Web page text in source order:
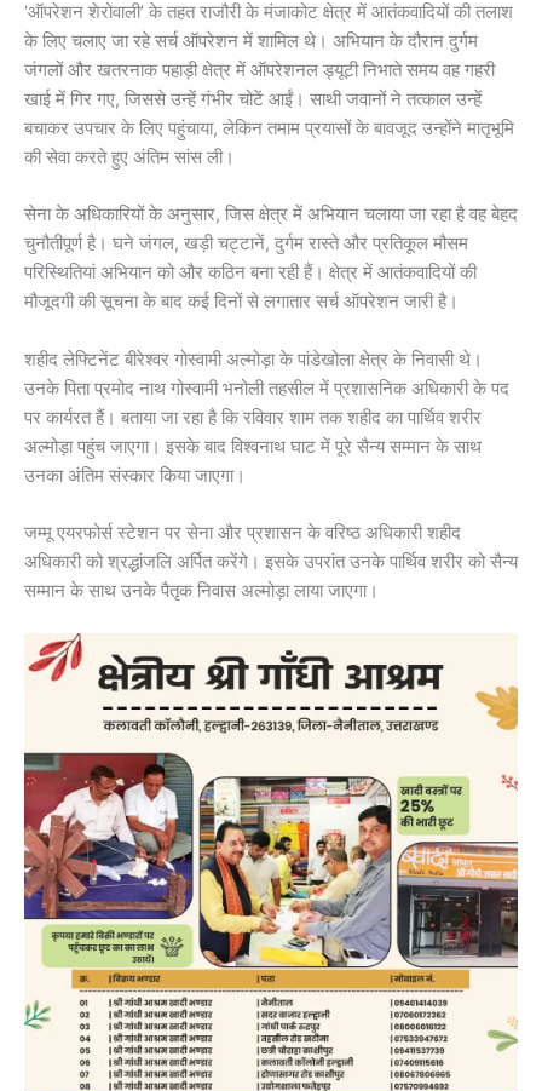
‘ऑपरेशन शेरोवाली’ के तहत राजौरी के मंजाकोट क्षेत्र में आतंकवादियों की तलाश
के लिए चलाए जा रहे सर्च ऑपरेशन में शामिल थे। अभियान के दौरान दुर्गम
जंगलों और खतरनाक पहाड़ी क्षेत्र में ऑपरेशनल ड्यूटी निभाते समय वह गहरी
खाई में गिर गए, जिससे उन्हें गंभीर चोटें आईं। साथी जवानों ने तत्काल उन्हें
बचाकर उपचार के लिए पहुंचाया, लेकिन तमाम प्रयासों के बावजूद उन्होंने मातृभूमि
की सेवा करते हुए अंतिम सांस ली।
सेना के अधिकारियों के अनुसार, जिस क्षेत्र में अभियान चलाया जा रहा है वह बेहद
चुनौतीपूर्ण है। घने जंगल, खड़ी चट्टानें, दुर्गम रास्ते और प्रतिकूल मौसम
परिस्थितियां अभियान को और कठिन बना रही हैं। क्षेत्र में आतंकवादियों की
मौजूदगी की सूचना के बाद कई दिनों से लगातार सर्च ऑपरेशन जारी है।
शहीद लेफ्टिनेंट बीरेश्वर गोस्वामी अल्मोड़ा के पांडेखोला क्षेत्र के निवासी थे।
उनके पिता प्रमोद नाथ गोस्वामी भनोली तहसील में प्रशासनिक अधिकारी के पद
पर कार्यरत हैं। बताया जा रहा है कि रविवार शाम तक शहीद का पार्थिव शरीर
अल्मोड़ा पहुंच जाएगा। इसके बाद विश्वनाथ घाट में पूरे सैन्य सम्मान के साथ
उनका अंतिम संस्कार किया जाएगा।
जम्मू एयरफोर्स स्टेशन पर सेना और प्रशासन के वरिष्ठ अधिकारी शहीद
अधिकारी को श्रद्धांजलि अर्पित करेंगे। इसके उपरांत उनके पार्थिव शरीर को सैन्य
सम्मान के साथ उनके पैतृक निवास अल्मोड़ा लाया जाएगा।